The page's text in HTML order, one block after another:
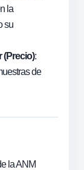
la
su
(Precio):
de
la ANM